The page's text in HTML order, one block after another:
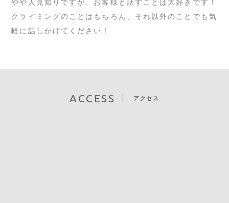
やや人見知りですが、お客様と話すことは大好きです！
クライミングのことはもちろん、それ以外のことでも気
軽に話しかけてください！
ACCESS アクセス